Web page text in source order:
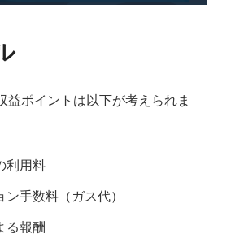
ポイントは以下が考えられま
利用料
ン手数料（ガス代）
る報酬